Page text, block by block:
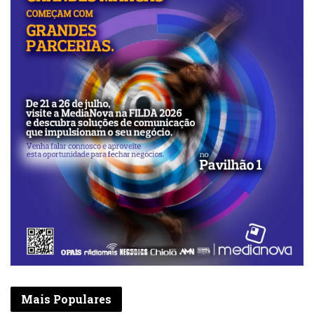
campeões.
Queremos fazer história na nossa estreia”,
atirou Francisco Gombo. Direcção assume
que vai até ao fim Apesar do momento
conturbado que o país tem vindo a enfrentar
do ponto de vista económico e financeiro
desde 2014, em virtude da queda do preço do
barril de petróleo no mercado internacional,
Francisco Gombo fez questão de tranquilizar
os sócios e adeptos de que o São Salvador de
Mbanza Kongo irá até ao fim da maior festa
do futebol nacional.
Francisco Gombo justificou que o seu elenco
Provincial do Zaire, da classe empresarial
local e da Sonangol para suportar as
Mais Populares